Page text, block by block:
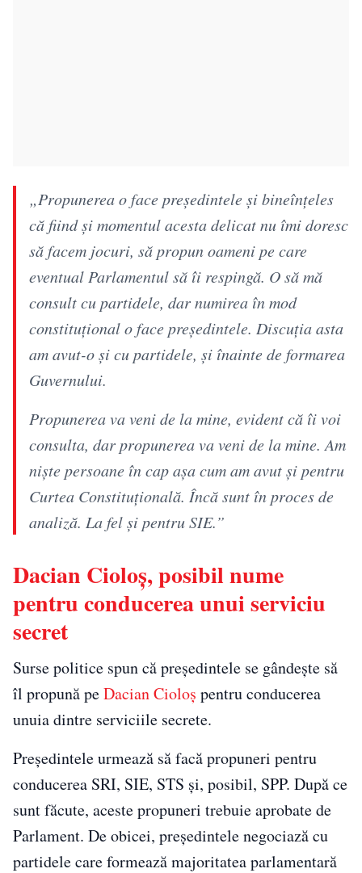
„Propunerea o face preşedintele şi bineînţeles
că fiind şi momentul acesta delicat nu îmi doresc
să facem jocuri, să propun oameni pe care
eventual Parlamentul să îi respingă. O să mă
consult cu partidele, dar numirea în mod
constituţional o face preşedintele. Discuţia asta
am avut-o şi cu partidele, şi înainte de formarea
Guvernului.
Propunerea va veni de la mine, evident că îi voi
consulta, dar propunerea va veni de la mine. Am
nişte persoane în cap aşa cum am avut şi pentru
Curtea Constituţională. Încă sunt în proces de
analiză. La fel şi pentru SIE.”
Dacian Cioloș, posibil nume
pentru conducerea unui serviciu
secret
Surse politice spun că președintele se gândește să
îl propună peDacian Cioloș pentru conducerea
unuia dintre serviciile secrete.
Președintele urmează să facă propuneri pentru
conducerea SRI, SIE, STS și, posibil, SPP. După ce
sunt făcute, aceste propuneri trebuie aprobate de
Parlament. De obicei, președintele negociază cu
partidele care formează majoritatea parlamentară